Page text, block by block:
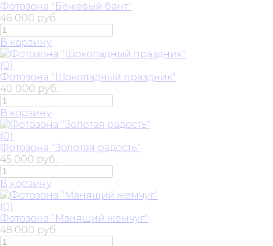
Фотозона "Бежевый бант"
46 000 руб.
В корзину
(0)
Фотозона "Шоколадный праздник"
40 000 руб.
В корзину
(0)
Фотозона "Золотая радость"
45 000 руб.
В корзину
(0)
Фотозона "Манящий жемчуг"
48 000 руб.